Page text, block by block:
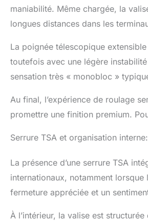
maniabilité. Même chargée, la
longues distances dans les
La poignée télescopique
toutefois avec une légère
sensation très « monobloc »
Au final, l’expérience de roulage
promettre une finition premium.
Serrure TSA et organisation
La présence d’une serrure TSA
internationaux, notamment
fermeture appréciée et un
À l’intérieur, la valise est